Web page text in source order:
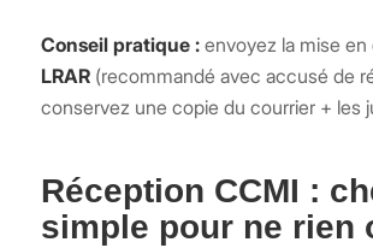
Conseil pratique :envoyez la mise en
LRAR(recommandé avec accusé de
conservez une copie du courrier + les
Réception CCMI :
simple pour ne rien